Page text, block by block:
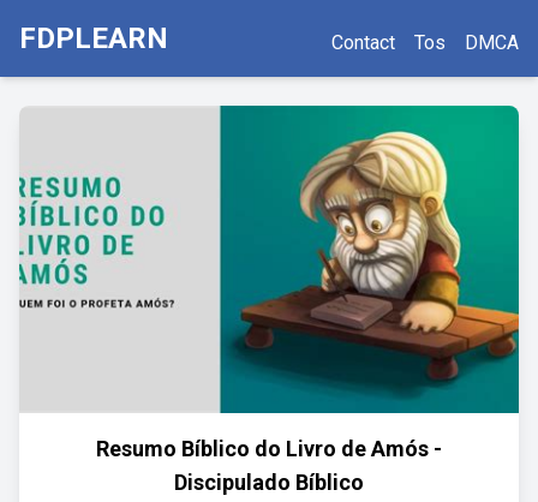
FDPLEARN Contact Tos DMCA
Resumo Bíblico do Livro de Amós -
Discipulado Bíblico